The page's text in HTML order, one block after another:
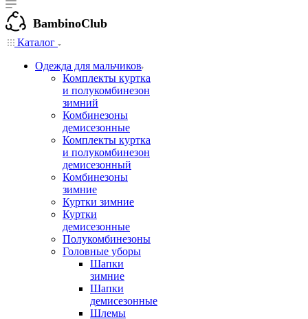
BambinoClub
Каталог
Одежда для мальчиков
Комплекты куртка
и полукомбинезон
зимний
Комбинезоны
демисезонные
Комплекты куртка
и полукомбинезон
демисезонный
Комбинезоны
зимние
Куртки зимние
Куртки
демисезонные
Полукомбинезоны
Головные уборы
Шапки
зимние
Шапки
демисезонные
Шлемы